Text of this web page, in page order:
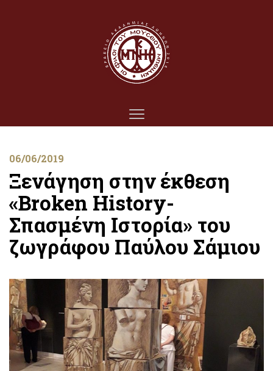
06/06/2019
Ξενάγηση στην έκθεση
«Broken History-
Σπασμένη Ιστορία» του
ζωγράφου Παύλου Σάμιου